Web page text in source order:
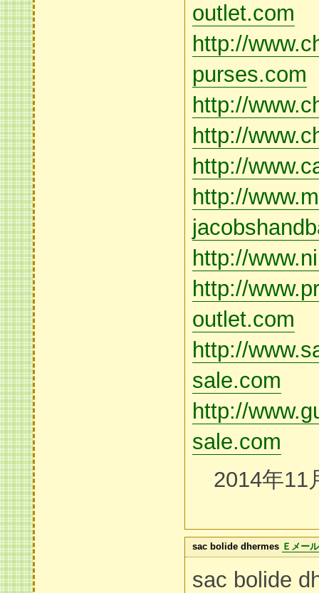
outlet.com
http://
purses.com
http://
http://
http://
http://
http://
http://
outlet.com
http://
sale.com
http://
sale.com
2014年11
sac bolide dhermes Ｅメール
sac bolide